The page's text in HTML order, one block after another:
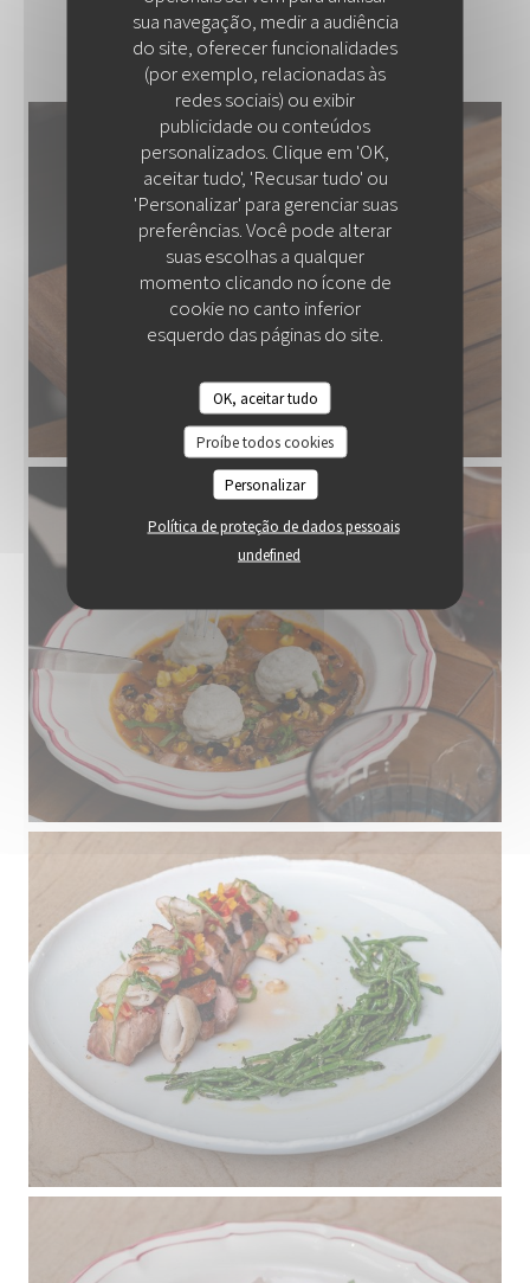
sua navegação, medir a audiência
do site, oferecer funcionalidades
(por exemplo, relacionadas às
redes sociais) ou exibir
publicidade ou conteúdos
personalizados. Clique em 'OK,
aceitar tudo', 'Recusar tudo' ou
'Personalizar' para gerenciar suas
preferências. Você pode alterar
suas escolhas a qualquer
momento clicando no ícone de
cookie no canto inferior
esquerdo das páginas do site.
OK, aceitar tudo
Proíbe todos cookies
Personalizar
Política de proteção de dados pessoais
undefined
NOS PLAT
COLITA